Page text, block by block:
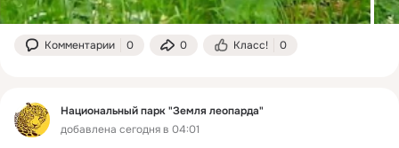
Комментарии 0 0 Класс! 0
Национальный парк "Земля леопарда"
добавлена сегодня в 04:01